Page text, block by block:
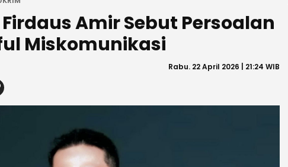
Amir Sebut Persoalan
Miskomunikasi
Rabu. 22 April 2026 | 21:24 WIB